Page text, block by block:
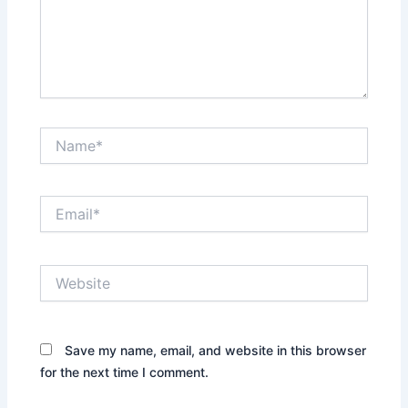
Save my name, email, and website in this browser
for the next time I comment.